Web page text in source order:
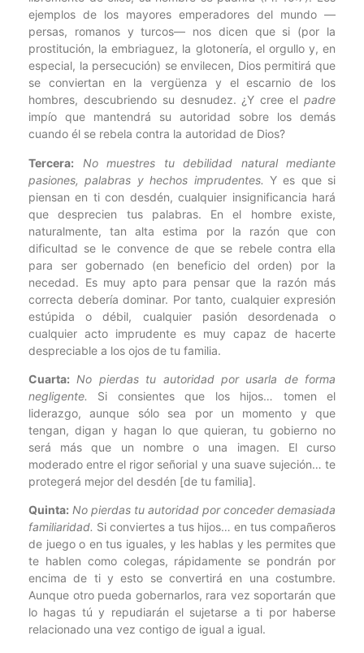
ejemplos de los mayores emperadores del mundo —
persas, romanos y turcos— nos dicen que si (por la
prostitución, la embriaguez, la glotonería, el orgullo y, en
especial, la persecución) se envilecen, Dios permitirá que
se conviertan en la vergüenza y el escarnio de los
hombres, descubriendo su desnudez. ¿Y cree el padre
impío que mantendrá su autoridad sobre los demás
cuando él se rebela contra la autoridad de Dios?
Tercera: No muestres tu debilidad natural mediante
pasiones, palabras y hechos imprudentes. Y es que si
piensan en ti con desdén, cualquier insignificancia hará
que desprecien tus palabras. En el hombre existe,
naturalmente, tan alta estima por la razón que con
dificultad se le convence de que se rebele contra ella
para ser gobernado (en beneficio del orden) por la
necedad. Es muy apto para pensar que la razón más
correcta debería dominar. Por tanto, cualquier expresión
estúpida o débil, cualquier pasión desordenada o
cualquier acto imprudente es muy capaz de hacerte
despreciable a los ojos de tu familia.
Cuarta: No pierdas tu autoridad por usarla de forma
negligente.
Si consientes que los hijos… tomen el
liderazgo, aunque sólo sea por un momento y que
tengan, digan y hagan lo que quieran, tu gobierno no
será más que un nombre o una imagen. El curso
moderado entre el rigor señorial y una suave sujeción… te
protegerá mejor del desdén [de tu familia].
Quinta: No pierdas tu autoridad por conceder demasiada
familiaridad. Si conviertes a tus hijos… en tus compañeros
de juego o en tus iguales, y les hablas y les permites que
te hablen como colegas, rápidamente se pondrán por
encima de ti y esto se convertirá en una costumbre.
Aunque otro pueda gobernarlos, rara vez soportarán que
lo hagas tú y repudiarán el sujetarse a ti por haberse
relacionado una vez contigo de igual a igual.